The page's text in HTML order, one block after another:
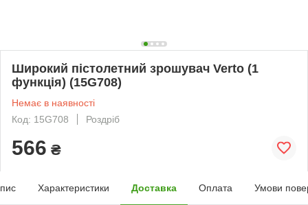
Широкий пістолетний зрошувач Verto (1
функція) (15G708)
Немає в наявності
Код: 15G708
Роздріб
566 ₴
Характеристики Доставка Оплата Умови